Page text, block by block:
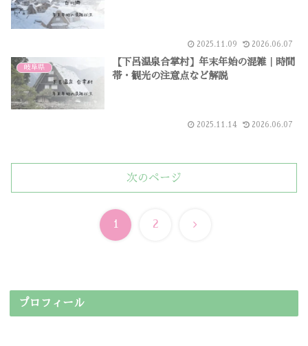
2025.11.09 2026.06.07
岐阜県
【下呂温泉合掌村】年末年始の混雑｜時間
帯・観光の注意点など解説
2025.11.14 2026.06.07
次のページ
1 2 次
プロフィール